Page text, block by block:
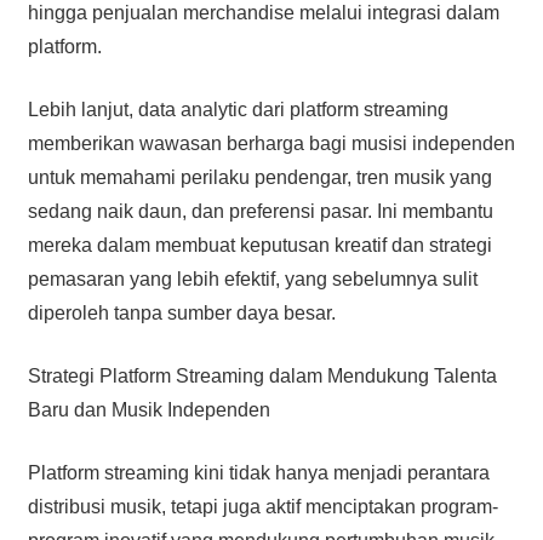
hingga penjualan merchandise melalui integrasi dalam
platform.
Lebih lanjut, data analytic dari platform streaming
memberikan wawasan berharga bagi musisi independen
untuk memahami perilaku pendengar, tren musik yang
sedang naik daun, dan preferensi pasar. Ini membantu
mereka dalam membuat keputusan kreatif dan strategi
pemasaran yang lebih efektif, yang sebelumnya sulit
diperoleh tanpa sumber daya besar.
Strategi Platform Streaming dalam Mendukung Talenta
Baru dan Musik Independen
Platform streaming kini tidak hanya menjadi perantara
distribusi musik, tetapi juga aktif menciptakan program-